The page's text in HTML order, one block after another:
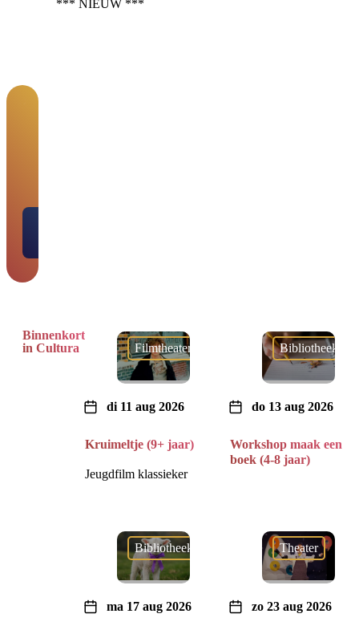
*** NIEUW ***
Binnenkort
in Cultura
Filmtheater
Kruimeltje (9+ jaar)
di 11 aug 2026
Jeugdfilm klassieker
Bibliotheek
Workshop maak een
boek (4-8 jaar)
do 13 aug 2026
Bibliotheek
ma 17 aug 2026
Theater
zo 23 aug 2026